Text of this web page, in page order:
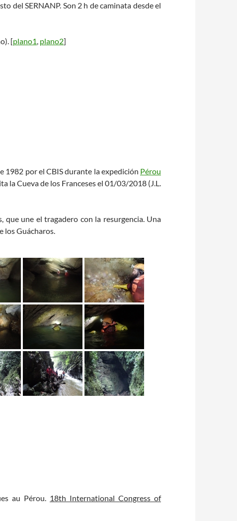
del SERNANP. Son 2 h de caminata desde el
[plano1, plano2]
1982 por el CBIS durante la expedición Pérou
la Cueva de los Franceses el 01/03/2018 (J.L.
une el tragadero con la resurgencia. Una
los Guácharos.
au Pérou. 18th International Congress of